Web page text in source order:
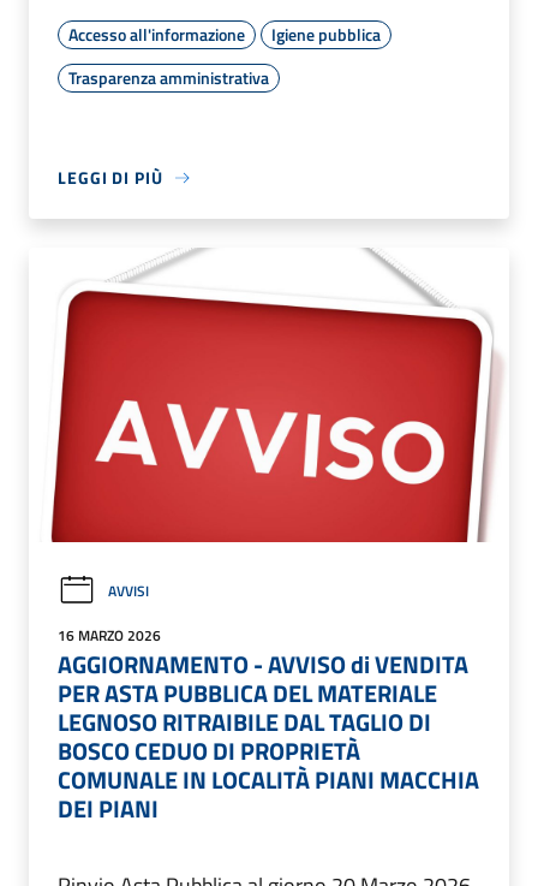
Accesso all'informazione
Igiene pubblica
Trasparenza amministrativa
LEGGI DI PIÙ
AVVISI
16 MARZO 2026
AGGIORNAMENTO - AVVISO di VENDITA
PER ASTA PUBBLICA DEL MATERIALE
LEGNOSO RITRAIBILE DAL TAGLIO DI
BOSCO CEDUO DI PROPRIETÀ
COMUNALE IN LOCALITÀ PIANI MACCHIA
DEI PIANI